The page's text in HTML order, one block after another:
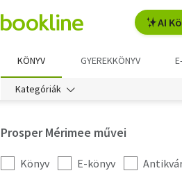
AI
KÖNYV GYEREKKÖNYV
Kategóriák
Prosper Mérimee művei
Kategória
Könyv E-könyv